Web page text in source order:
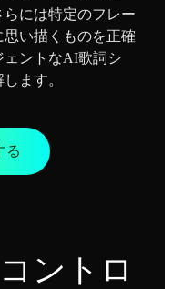
には特定のフレー
い描くものを正確
ェントなAI歌詞シ
ます。
る
ントロ